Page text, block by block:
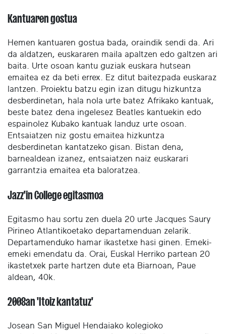
Kantuaren gostua
Hemen kantuaren gostua bada, oraindik sendi da. Ari
da aldatzen, euskararen maila apaltzen edo galtzen ari
baita. Urte osoan kantu guziak euskara hutsean
emaitea ez da beti errex. Ez ditut baitezpada euskaraz
lantzen. Proiektu batzu egin izan ditugu hizkuntza
desberdinetan, hala nola urte batez Afrikako kantuak,
beste batez dena ingelesez Beatles kantuekin edo
espainolez Kubako kantuak landuz urte osoan.
Entsaiatzen niz gostu emaitea hizkuntza
desberdinetan kantatzeko gisan. Bistan dena,
barnealdean izanez, entsaiatzen naiz euskarari
garrantzia emaitea eta baloratzea.
Jazz'in College egitasmoa
Egitasmo hau sortu zen duela 20 urte Jacques Saury
Pirineo Atlantikoetako departamenduan zelarik.
Departamenduko hamar ikastetxe hasi ginen. Emeki-
emeki emendatu da. Orai, Euskal Herriko partean 20
ikastetxek parte hartzen dute eta Biarnoan, Paue
aldean, 40k.
2008an 'Itoiz kantatuz'
Josean San Miguel Hendaiako kolegioko